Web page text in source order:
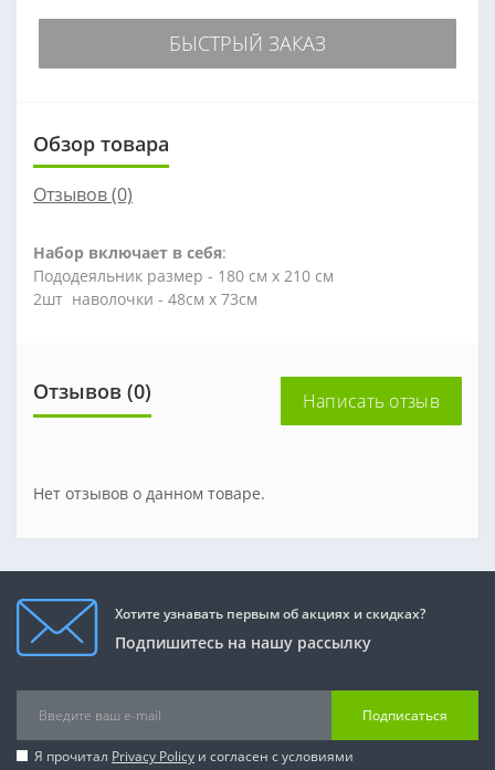
БЫСТРЫЙ ЗАКАЗ
Обзор товара
Отзывов (0)
Набор включает в себя:
Пододеяльник размер - 180 см х 210 см
2шт наволочки - 48см х 73см
Отзывов (0) Написать отзыв
Нет отзывов о данном товаре.
Хотите узнавать первым об акциях и скидках?
Подпишитесь на нашу рассылку
Подписаться
Я прочитал Privacy Policy и согласен с условиями